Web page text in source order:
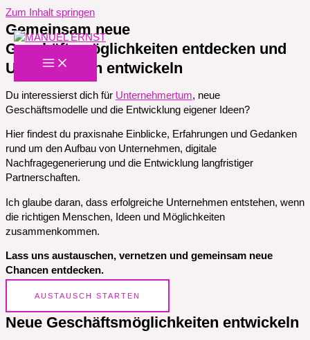
Zum Inhalt springen
Gemeinsam neue
Geschäftsmöglichkeiten entdecken und
Unternehmen entwickeln
Du interessierst dich für Unternehmertum, neue
Geschäftsmodelle und die Entwicklung eigener Ideen?
Hier findest du praxisnahe Einblicke, Erfahrungen und Gedanken
rund um den Aufbau von Unternehmen, digitale
Nachfragegenerierung und die Entwicklung langfristiger
Partnerschaften.
Ich glaube daran, dass erfolgreiche Unternehmen entstehen, wenn
die richtigen Menschen, Ideen und Möglichkeiten
zusammenkommen.
Lass uns austauschen, vernetzen und gemeinsam neue
Chancen entdecken.
AUSTAUSCH STARTEN
Neue Geschäftsmöglichkeiten entwickeln